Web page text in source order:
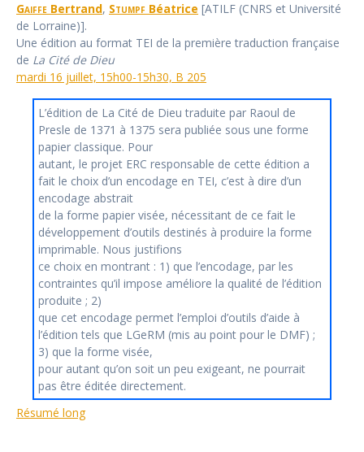
Gaiffe Bertrand, Stumpf Béatrice [ATILF (CNRS et Université
de Lorraine)].
Une édition au format TEI de la première traduction française
de La Cité de Dieu
mardi 16 juillet, 15h00-15h30, B 205
L’édition de La Cité de Dieu traduite par Raoul de
Presle de 1371 à 1375 sera publiée sous une forme
papier classique. Pour
autant, le projet ERC responsable de cette édition a
fait le choix d’un encodage en TEI, c’est à dire d’un
encodage abstrait
de la forme papier visée, nécessitant de ce fait le
développement d’outils destinés à produire la forme
imprimable. Nous justifions
ce choix en montrant : 1) que l’encodage, par les
contraintes qu’il impose améliore la qualité de l’édition
produite ; 2)
que cet encodage permet l’emploi d’outils d’aide à
l’édition tels que LGeRM (mis au point pour le DMF) ;
3) que la forme visée,
pour autant qu’on soit un peu exigeant, ne pourrait
pas être éditée directement.
Résumé long